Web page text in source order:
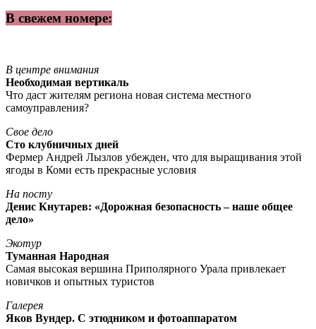
В свежем номере:
В центре внимания
Необходимая вертикаль
Что даст жителям региона новая система местного
самоуправления?
Свое дело
Сто клубничных дней
Фермер Андрей Лызлов убежден, что для выращивания этой
ягоды в Коми есть прекрасные условия
На посту
Денис Кнутарев: «Дорожная безопасность – наше общее
дело»
Экотур
Туманная Народная
Самая высокая вершина Приполярного Урала привлекает
новичков и опытных туристов
Галерея
Яков Вундер. С этюдником и фотоаппаратом